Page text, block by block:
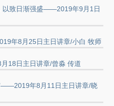
以致日渐强盛——2019年9月1日
年8月25日主日讲章/小白 牧师
18日主日讲章/曾淼 传道
年8月11日主日讲章/晓